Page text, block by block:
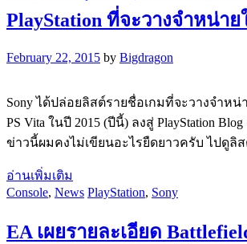
PlayStation ที่จะวางจำหน่า
February 22, 2015 by Bigdragon
Sony ได้ปล่อยลิสต์รายชื่อเกมที่จะวางจำหน่า
PS Vita ในปี 2015 (ปีนี้) ลงสู่ PlayStation
ข่าวนี้ผมคงไม่เขียนอะไรยืดยาวครับ ไปดูลิ
อ่านเพิ่มเติม
Console, News PlayStation, Sony
EA เผยรายละเอียด